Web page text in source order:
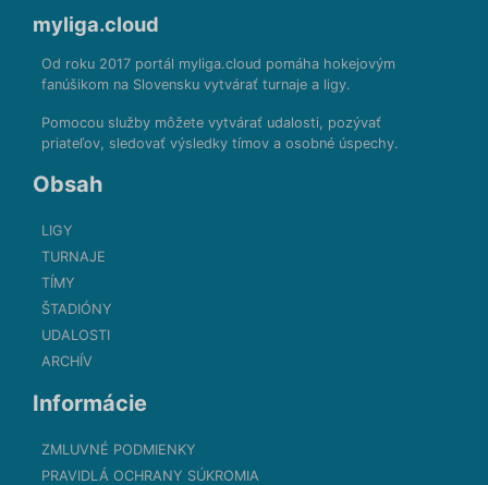
myliga.cloud
Od roku 2017 portál myliga.cloud pomáha hokejovým
fanúšikom na Slovensku vytvárať turnaje a ligy.
Pomocou služby môžete vytvárať udalosti, pozývať
priateľov, sledovať výsledky tímov a osobné úspechy.
Obsah
LIGY
TURNAJE
TÍMY
ŠTADIÓNY
UDALOSTI
ARCHÍV
Informácie
ZMLUVNÉ PODMIENKY
PRAVIDLÁ OCHRANY SÚKROMIA